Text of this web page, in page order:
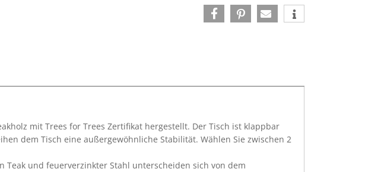
mit Trees for Trees Zertifikat hergestellt. Der Tisch ist klappbar
dem Tisch eine außergewöhnliche Stabilität. Wählen Sie zwischen 2
und feuerverzinkter Stahl unterscheiden sich von dem